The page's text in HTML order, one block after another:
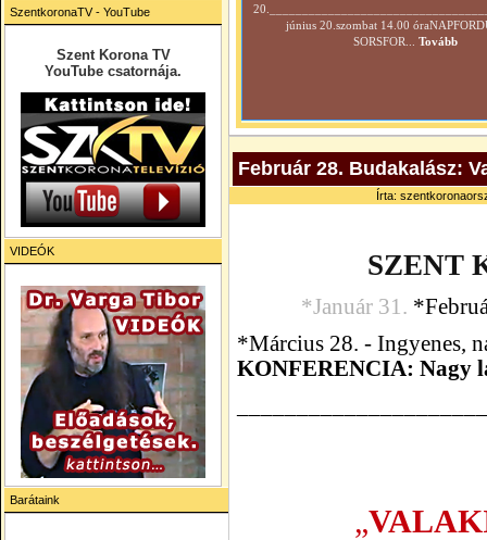
SzentkoronaTV - YouTube
Szent Korona TV
YouTube csatornája.
VIDEÓK
Barátaink
június 20.szombat 14.00
SORSFOR...
Tovább
Február 28. Budakalász:
Írta:
SZENT
*Január 31.
*Március 28. - Ingyenes,
KONFERENCIA: Nagy
„